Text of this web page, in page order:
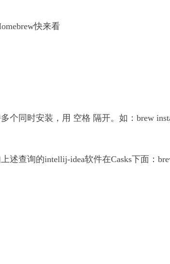
个同时安装，用 空格 隔开。如：brew
述查询的intellij-idea软件在Casks下面：